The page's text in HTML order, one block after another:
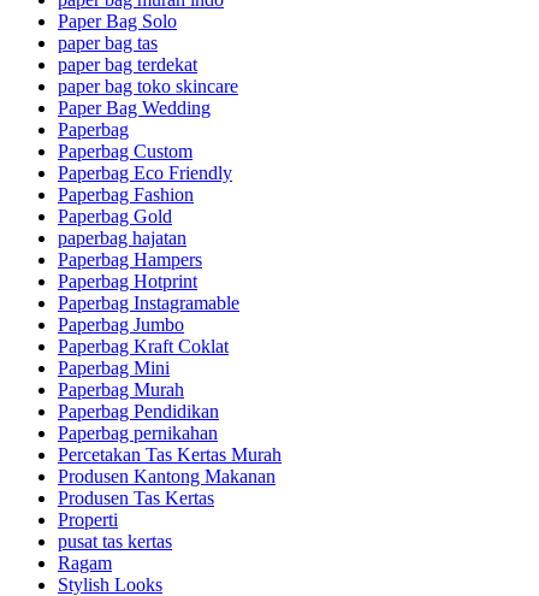
Paper Bag Solo
paper bag tas
paper bag terdekat
paper bag toko skincare
Paper Bag Wedding
Paperbag
Paperbag Custom
Paperbag Eco Friendly
Paperbag Fashion
Paperbag Gold
paperbag hajatan
Paperbag Hampers
Paperbag Hotprint
Paperbag Instagramable
Paperbag Jumbo
Paperbag Kraft Coklat
Paperbag Mini
Paperbag Murah
Paperbag Pendidikan
Paperbag pernikahan
Percetakan Tas Kertas Murah
Produsen Kantong Makanan
Produsen Tas Kertas
Properti
pusat tas kertas
Ragam
Stylish Looks